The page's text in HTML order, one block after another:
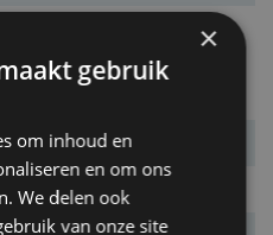
6,9 l/100km
155 g/km
×
gebruik
om inhoud en
en om ons
We delen ook
van onze site